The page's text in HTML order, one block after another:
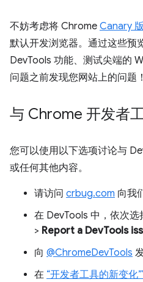
不妨考虑将 Chrome Canary
默认开发浏览器。通过这些预
DevTools 功能、测试尖端的
问题之前发现您网站上的问题！
与 Chrome 开发者
您可以使用以下选项讨论与
或任何其他内容。
请访问 crbug.com 向我
在 DevTools 中，依次选
> Report a DevTools
向 @ChromeDevTools
在 “开发者工具的新变化